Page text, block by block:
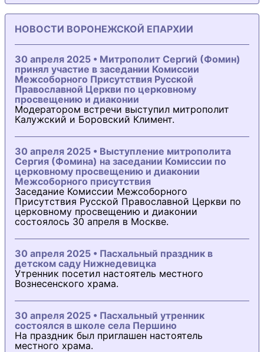
НОВОСТИ ВОРОНЕЖСКОЙ ЕПАРХИИ
30 апреля 2025 • Митрополит Сергий (Фомин)
принял участие в заседании Комиссии
Межсоборного Присутствия Русской
Православной Церкви по церковному
просвещению и диаконии
Модератором встречи выступил митрополит
Калужский и Боровский Климент.
30 апреля 2025 • Выступление митрополита
Сергия (Фомина) на заседании Комиссии по
церковному просвещению и диаконии
Межсоборного присутствия
Заседание Комиссии Межсоборного
Присутствия Русской Православной Церкви по
церковному просвещению и диаконии
состоялось 30 апреля в Москве.
30 апреля 2025 • Пасхальный праздник в
детском саду Нижнедевицка
Утренник посетил настоятель местного
Вознесенского храма.
30 апреля 2025 • Пасхальный утренник
состоялся в школе села Першино
На праздник был приглашен настоятель
местного храма.